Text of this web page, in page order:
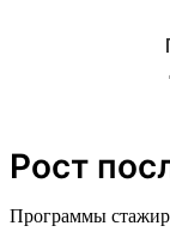
Рост
Программы